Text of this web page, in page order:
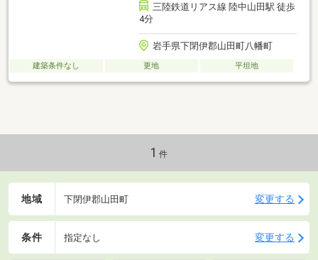
三陸鉄道リアス線 陸中山田駅 徒歩
4分
岩手県下閉伊郡山田町八幡町
建築条件なし 更地 平坦地
1 件
地域 下閉伊郡山田町 変更する
条件 指定なし 変更する